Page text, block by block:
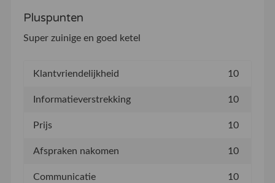
Pluspunten
Super zuinige en goed ketel
Klantvriendelijkheid 10
Informatieverstrekking 10
Prijs 10
Afspraken nakomen 10
Communicatie 10